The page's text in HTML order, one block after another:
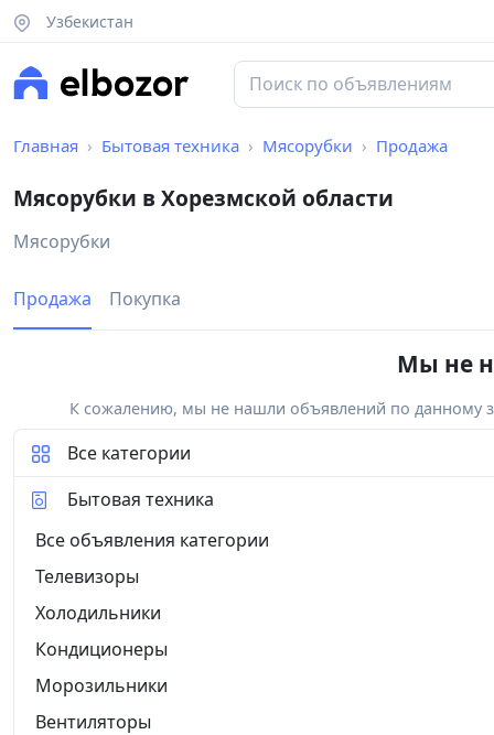
Узбекистан
Главная Бытовая техника Мясорубки Продажа
Мясорубки в Хорезмской области
Мясорубки
Продажа Покупка
Мы не
К сожалению, мы не нашли объявлений по данному
Все категории
Бытовая техника
Все объявления категории
Телевизоры
Холодильники
Кондиционеры
Морозильники
Вентиляторы